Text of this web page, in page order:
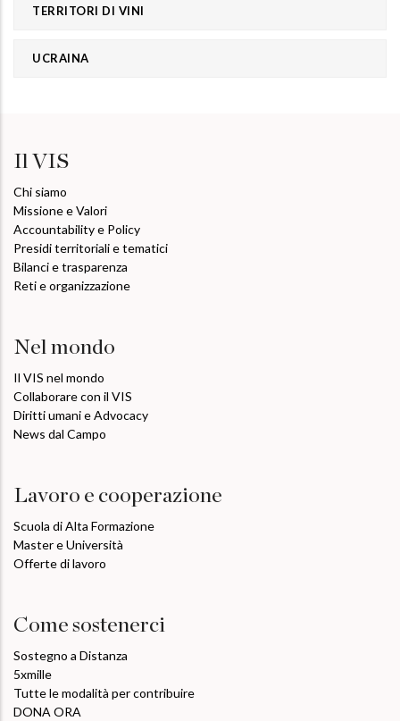
TERRITORI DI VINI
UCRAINA
Il VIS
Chi siamo
Missione e Valori
Accountability e Policy
Presidi territoriali e tematici
Bilanci e trasparenza
Reti e organizzazione
Nel mondo
Il VIS nel mondo
Collaborare con il VIS
Diritti umani e Advocacy
News dal Campo
Lavoro e cooperazione
Scuola di Alta Formazione
Master e Università
Offerte di lavoro
Come sostenerci
Sostegno a Distanza
5xmille
Tutte le modalità per contribuire
DONA ORA